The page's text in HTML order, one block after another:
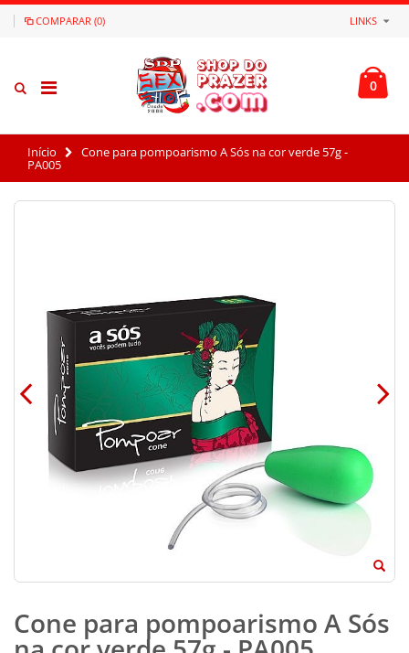
COMPARAR (0) LINKS
0
Início Cone para pompoarismo A Sós na cor verde 57g -
PA005
Cone para pompoarismo A Sós